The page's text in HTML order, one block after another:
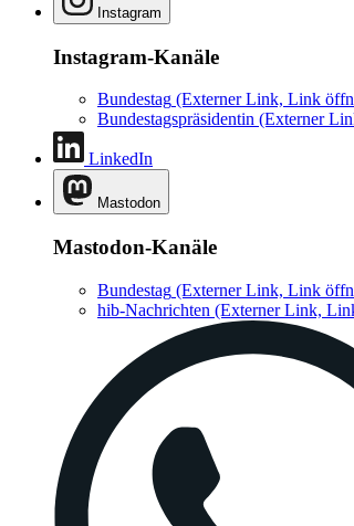
Instagram
Instagram-Kanäle
Bundestag (Externer Link, Link
Bundestagspräsidentin (Externer
LinkedIn
Mastodon
Mastodon-Kanäle
Bundestag (Externer Link, Link
hib-Nachrichten (Externer Link,